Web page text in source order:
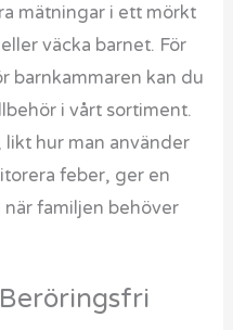
mätningar i ett mörkt
väcka barnet. För
barnkammaren kan du
i vårt sortiment.
hur man använder
feber, ger en
familjen behöver